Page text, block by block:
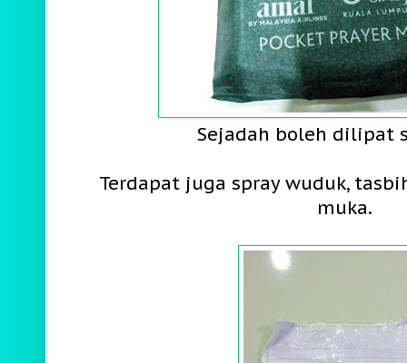
Sejadah boleh dilipat
Terdapat juga spray wuduk,
muka.